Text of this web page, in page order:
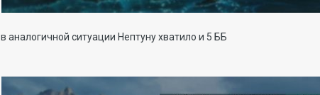
в аналогичной ситуации Нептуну хватило и 5 ББ